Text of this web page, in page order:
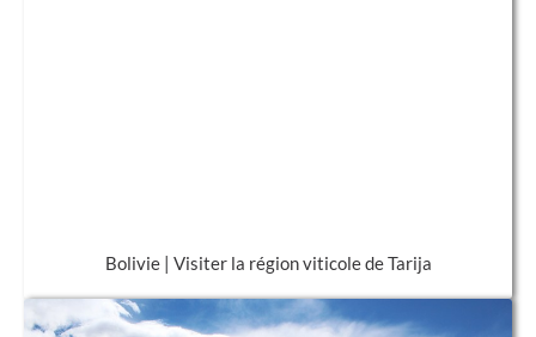
Bolivie | Visiter la région viticole de Tarija